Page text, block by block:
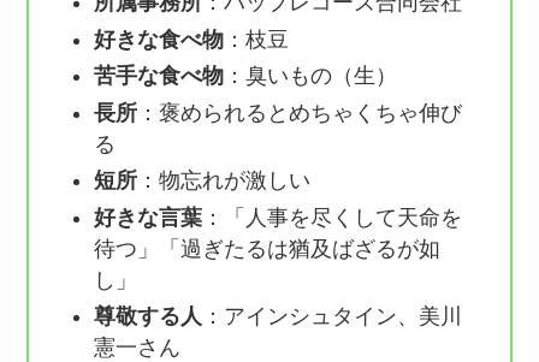
好きな食べ物 ：枝豆
苦手な食べ物 ：臭いもの（生）
長所 ：褒められるとめちゃくちゃ伸び
る
短所 ：物忘れが激しい
好きな言葉 ：「人事を尽くして天命を
待つ」「過ぎたるは猶及ばざるが如
し」
尊敬する人 ：アインシュタイン、美川
憲一さん